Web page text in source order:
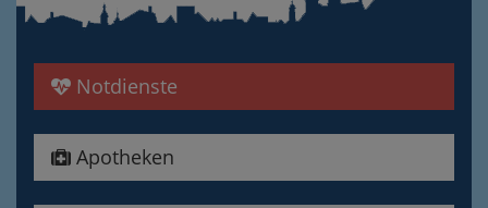
Notdienste
Apotheken